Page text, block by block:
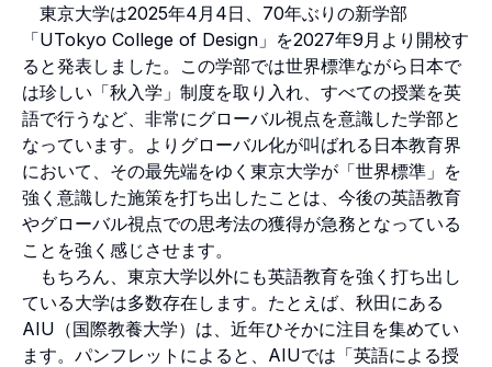
東京大学は2025年4月4日、70年ぶりの新学部
「UTokyo College of Design」を2027年9月より開校す
ると発表しました。この学部では世界標準ながら日本で
は珍しい「秋入学」制度を取り入れ、すべての授業を英
語で行うなど、非常にグローバル視点を意識した学部と
なっています。よりグローバル化が叫ばれる日本教育界
において、その最先端をゆく東京大学が「世界標準」を
強く意識した施策を打ち出したことは、今後の英語教育
やグローバル視点での思考法の獲得が急務となっている
ことを強く感じさせます。
もちろん、東京大学以外にも英語教育を強く打ち出し
ている大学は多数存在します。たとえば、秋田にある
AIU（国際教養大学）は、近年ひそかに注目を集めてい
ます。パンフレットによると、AIUでは「英語による授